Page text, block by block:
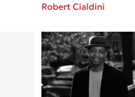
Robert Cialdini